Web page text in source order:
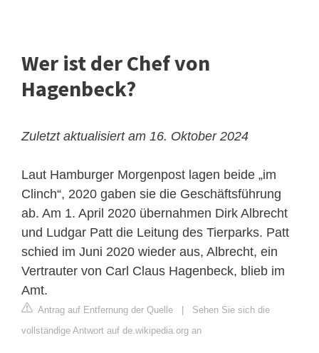
Wer ist der Chef von
Hagenbeck?
Zuletzt aktualisiert am 16. Oktober 2024
Laut Hamburger Morgenpost lagen beide „im
Clinch“, 2020 gaben sie die Geschäftsführung
ab. Am 1. April 2020 übernahmen Dirk Albrecht
und Ludgar Patt die Leitung des Tierparks. Patt
schied im Juni 2020 wieder aus, Albrecht, ein
Vertrauter von Carl Claus Hagenbeck, blieb im
Amt.
Antrag auf Entfernung der Quelle
Sehen Sie sich die
vollständige Antwort auf de.wikipedia.org an